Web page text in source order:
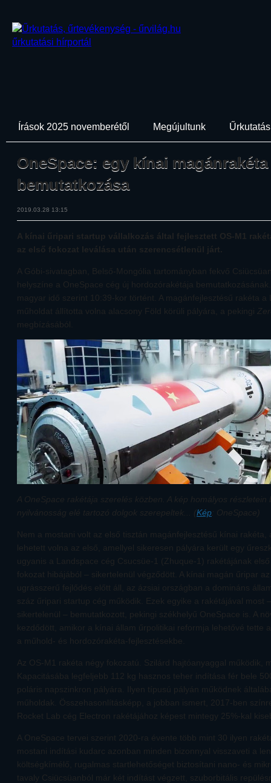
Írások 2025 novemberétől Megújultunk
OneSpace: egy kínai
bemutatkozása
2019.03.28 13:15
A kínai űripari startup vállalkozás által fejlesztett OS-M1
az első fokozat leválása után szerencsétlenül járt.
A Góbi-sivatagban, Belső-Mongólia tartományban fekvő
helyszíne a OneSpace cég új hordozórakétája
magyar idő szerint 10:39-kor történt. A magánfejlesztésű rakéta a
műholdat állította volna alacsony Föld körüli pályára, a pekingi
megbízásából.
A OneSpace rakétája szerelés közben. A kép homályos részletein
nyilvánosság elé tartozó dolgok szerepeltek... (Kép: OneSpace)
Nem a mostani volt az első tisztán magánfejlesztésű kínai
lehetett volna az első, amellyel sikeresen pályára került egy
ugyanis a Landspace cég Csucsüe-1 (Zhuque-1) rakétájának
fokozat hibájából – sikertelenül végződött. A kínai magán űripar
ugrásszerű fejlődés előtt áll, az ázsiai országban a domináns
száz űripari startup cég működik. Ezek egyike a rakétájával most
sikertelenül – bemutatkozott, pekingi székhelyű OneSpace is. A
kezdődött, amikor a kínai állam űrpolitikai reformja lehetővé tette
a műhold- és hordozórakéta-fejlesztésekbe.
Az OS-M1 rakéta négy fokozatú. Szilárd hajtóanyaggal működik,
Kapacitásába legfeljebb 112 kg hasznos teher indítása fér bele
poláris napszinkron pályára. Ilyen típusú pályán működnek
műholdak. Összehasonlításképp, a jobban ismert, 2017-ben
Rocket Lab cég Electron rakétájához képest mintegy 25%-kal
A OneSpace tervei szerint 2020-ra évente több mint 30 ilyen
mostani indítási kudarc azonban minden bizonnyal visszaveti a
költségkímélő, rugalmas startlehetőséget biztosítani nano- és
tavaly Csiücsüanból már két indítást végzett, szuborbitális